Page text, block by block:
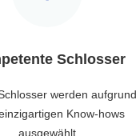
Schlosser
werden aufgrund
Know-hows
ausgewählt